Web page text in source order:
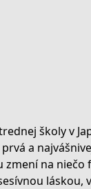
školy v
a
zmení na niečo
láskou,